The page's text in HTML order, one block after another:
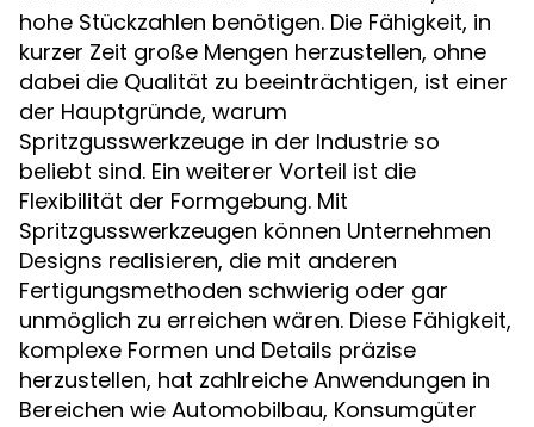
hohe Stückzahlen benötigen. Die Fähigkeit, in
kurzer Zeit große Mengen herzustellen, ohne
dabei die Qualität zu beeinträchtigen, ist einer
der Hauptgründe, warum
Spritzgusswerkzeuge in der Industrie so
beliebt sind. Ein weiterer Vorteil ist die
Flexibilität der Formgebung. Mit
Spritzgusswerkzeugen können Unternehmen
Designs realisieren, die mit anderen
Fertigungsmethoden schwierig oder gar
unmöglich zu erreichen wären. Diese Fähigkeit,
komplexe Formen und Details präzise
herzustellen, hat zahlreiche Anwendungen in
Bereichen wie Automobilbau, Konsumgüter